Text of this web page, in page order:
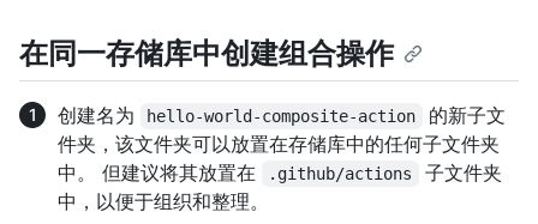
在同一存储库中创建组合操作
创建名为 hello-world-composite-action
的新子文
件夹，该文件夹可以放置在存储库中的任何子文件夹
中。 但建议将其放置在
.github/actions
子文件夹
中，以便于组织和整理。